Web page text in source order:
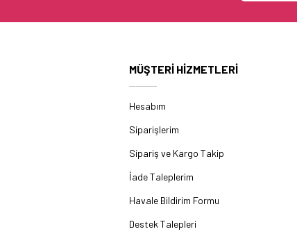
MÜŞTERİ HİZMETLERİ
Hesabım
Siparişlerim
Sipariş ve Kargo Takip
İade Taleplerim
Havale Bildirim Formu
Destek Talepleri